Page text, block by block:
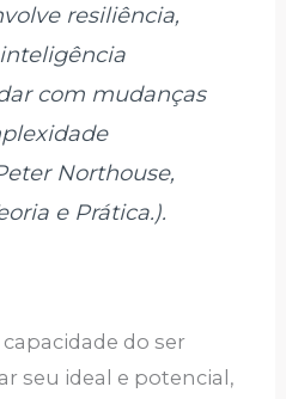
resiliência,
com mudanças
Northouse,
e Prática.).
do ser
seu ideal e potencial,